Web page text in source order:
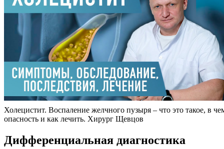
Холецистит. Воспаление желчного пузыря – что это такое, в
опасность и как лечить. Хирург Щевцов
Дифференциальная диагностика